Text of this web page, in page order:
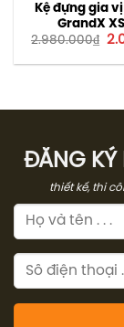
Kệ đựng gia
GrandX
2.980.000₫
là:
ĐĂNG KÝ
thiết kế, thi